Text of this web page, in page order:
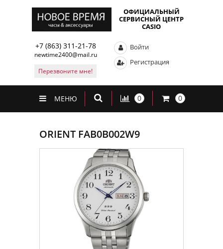
ОФИЦИАЛЬНЫЙ
СЕРВИСНЫЙ ЦЕНТР
CASIO
+7 (863) 311-21-78
newtime2400@mail.ru
Перезвоните мне!
Войти
Регистрация
МЕНЮ 0 0
ORIENT FAB0B002W9